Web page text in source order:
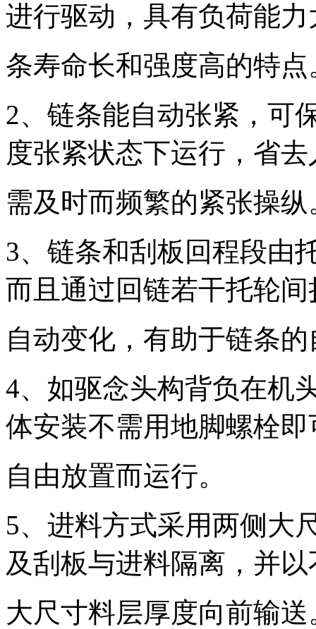
进行驱动，具有负荷能力
条寿命长和强度高的特点
2、链条能自动张紧，可
度张紧状态下运行，省
需及时而频繁的紧张操纵
3、链条和刮板回程段由
而且通过回链若干托轮间
自动变化，有助于链条
4、如驱念头构背负在机
体安装不需用地脚螺栓即
自由放置而运行。
5、进料方式采用两侧大
及刮板与进料隔离，并
大尺寸料层厚度向前输送